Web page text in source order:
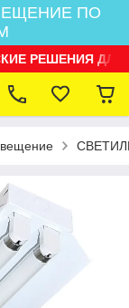
ПО
РЕШЕНИЯ